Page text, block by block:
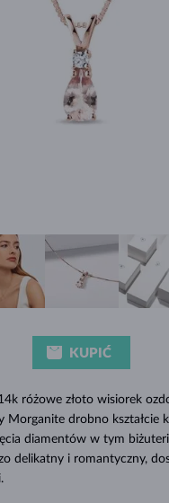
różowe złoto wisiorek
Morganite drobno kształcie
diamentów w tym
delikatny i romantyczny,
KUPIĆ